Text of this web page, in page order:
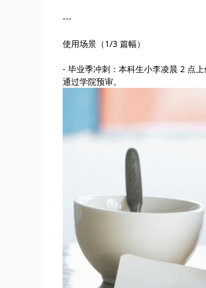
---
使用场景（1/3 篇幅）
- 毕业季冲刺：本科生小李凌晨 2 点
通过学院预审。